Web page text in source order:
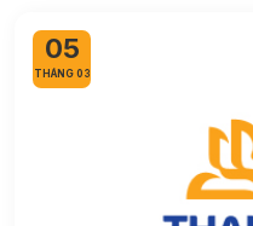
05
THÁNG 03